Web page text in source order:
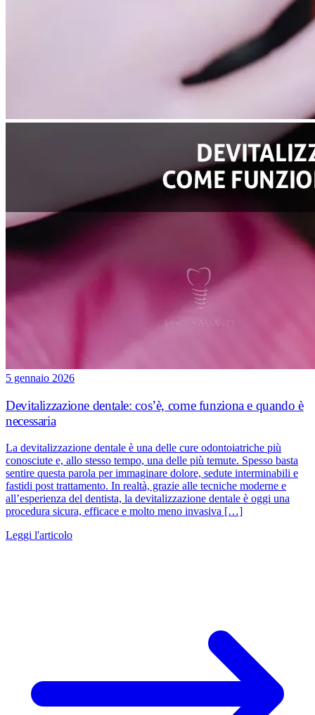
5 gennaio 2026
Devitalizzazione dentale: cos’è, come funziona e quando è
necessaria
La devitalizzazione dentale è una delle cure odontoiatriche più
conosciute e, allo stesso tempo, una delle più temute. Spesso basta
sentire questa parola per immaginare dolore, sedute interminabili e
fastidi post trattamento. In realtà, grazie alle tecniche moderne e
all’esperienza del dentista, la devitalizzazione dentale è oggi una
procedura sicura, efficace e molto meno invasiva […]
Leggi l'articolo